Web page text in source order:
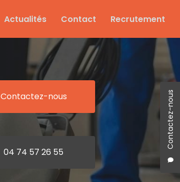
Contactez-nous
Actualités Contact Recrutement
Contactez-nous
04 74 57 26 55